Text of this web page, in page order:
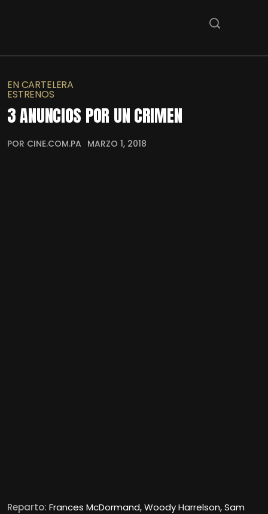
EN CARTELERA
ESTRENOS
3 ANUNCIOS POR UN CRIMEN
POR CINE.COM.PA MARZO 1, 2018
Reparto: Frances McDormand, Woody Harrelson, Sam